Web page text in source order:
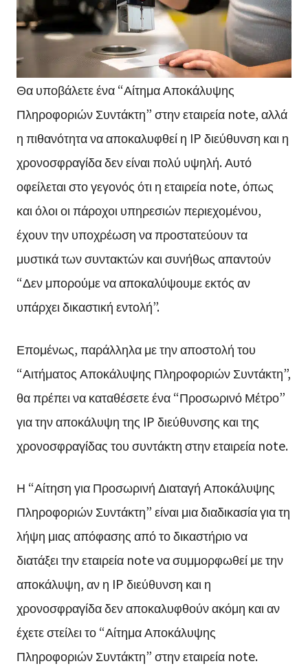
Θα υποβάλετε ένα “Αίτημα Αποκάλυψης
Πληροφοριών Συντάκτη” στην εταιρεία note, αλλά
η πιθανότητα να αποκαλυφθεί η IP διεύθυνση και η
χρονοσφραγίδα δεν είναι πολύ υψηλή. Αυτό
οφείλεται στο γεγονός ότι η εταιρεία note, όπως
και όλοι οι πάροχοι υπηρεσιών περιεχομένου,
έχουν την υποχρέωση να προστατεύουν τα
μυστικά των συντακτών και συνήθως απαντούν
“Δεν μπορούμε να αποκαλύψουμε εκτός αν
υπάρχει δικαστική εντολή”.
Επομένως, παράλληλα με την αποστολή του
“Αιτήματος Αποκάλυψης Πληροφοριών Συντάκτη”,
θα πρέπει να καταθέσετε ένα “Προσωρινό Μέτρο”
για την αποκάλυψη της IP διεύθυνσης και της
χρονοσφραγίδας του συντάκτη στην εταιρεία note.
Η “Αίτηση για Προσωρινή Διαταγή Αποκάλυψης
Πληροφοριών Συντάκτη” είναι μια διαδικασία για τη
λήψη μιας απόφασης από το δικαστήριο να
διατάξει την εταιρεία note να συμμορφωθεί με την
αποκάλυψη, αν η IP διεύθυνση και η
χρονοσφραγίδα δεν αποκαλυφθούν ακόμη και αν
έχετε στείλει το “Αίτημα Αποκάλυψης
Πληροφοριών Συντάκτη” στην εταιρεία note.